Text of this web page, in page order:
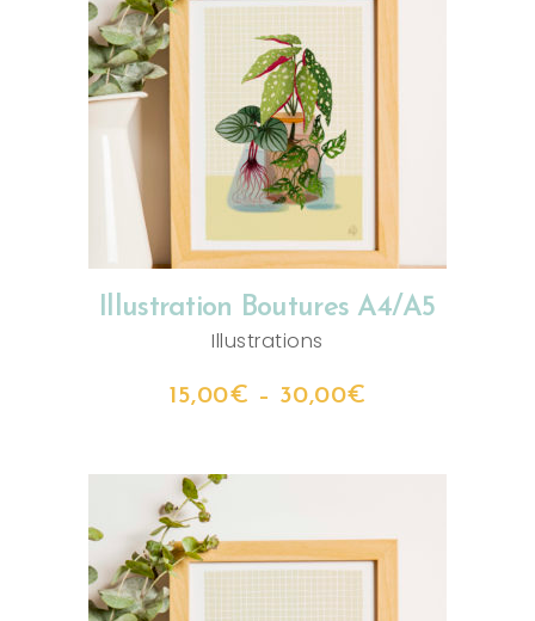
CHOIX DES OPTIONS
Illustration Boutures A4/A5
Illustrations
15,00€ – 30,00€